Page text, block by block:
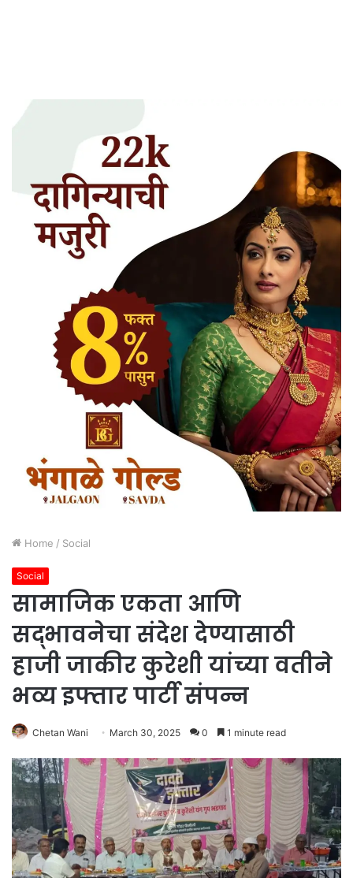
Home / Social
Social
सामाजिक एकता आणि
सद्भावनेचा संदेश देण्यासाठी
हाजी जाकीर कुरेशी यांच्या वतीने
भव्य इफ्तार पार्टी संपन्न
Chetan Wani March 30, 2025 0 1 minute read